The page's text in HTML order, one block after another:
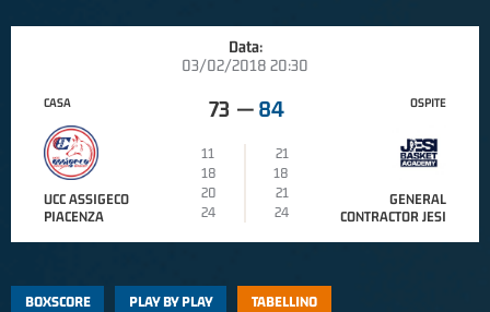
Data:
03/02/2018 20:30
CASA
UCC ASSIGECO
PIACENZA
73 — 84
11
21
18
18
20
21
24
24
OSPITE
GENERAL
CONTRACTOR JESI
BOXSCORE PLAY BY PLAY TABELLINO